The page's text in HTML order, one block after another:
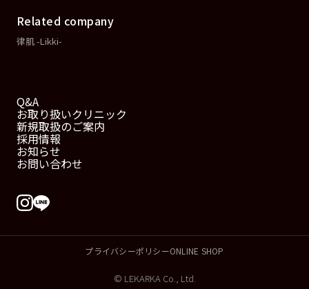
Related company
律肌 -Likki-
Q&A
お取り扱いクリニック
新規取扱のご案内
採用情報
お知らせ
お問い合わせ
プライバシーポリシーONLINE SHOP
© LEKARKA Co., Ltd.